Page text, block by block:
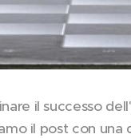
il successo
il post con